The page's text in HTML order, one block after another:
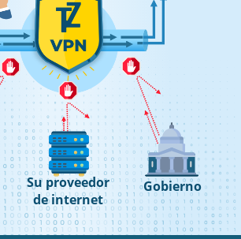
Su proveedor
de internet
Gobierno